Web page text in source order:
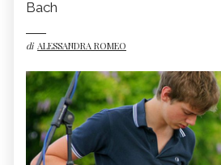
Bach
di ALESSANDRA ROMEO